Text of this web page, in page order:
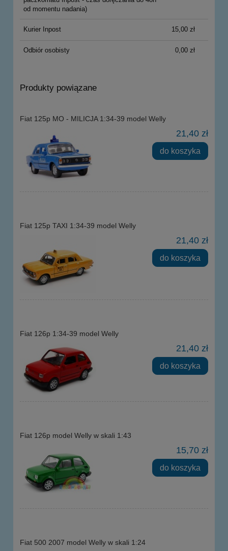
od momentu nadania)
Kurier Inpost 15,00 zł
Odbiór osobisty 0,00 zł
Produkty powiązane
Fiat 125p MO - MILICJA 1:34-39 model Welly
21,40 zł
do koszyka
Fiat 125p TAXI 1:34-39 model Welly
21,40 zł
do koszyka
Fiat 126p 1:34-39 model Welly
21,40 zł
do koszyka
Fiat 126p model Welly w skali 1:43
15,70 zł
do koszyka
Fiat 500 2007 model Welly w skali 1:24